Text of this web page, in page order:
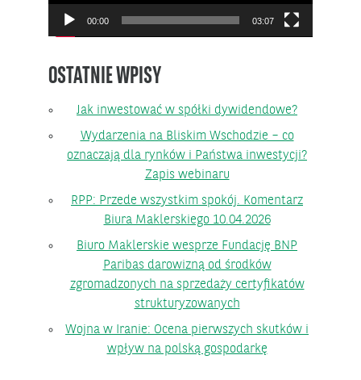
00:00 03:07
OSTATNIE WPISY
Jak inwestować w spółki dywidendowe?
Wydarzenia na Bliskim Wschodzie – co
oznaczają dla rynków i Państwa inwestycji?
Zapis webinaru
RPP: Przede wszystkim spokój. Komentarz
Biura Maklerskiego 10.04.2026
Biuro Maklerskie wesprze Fundację BNP
Paribas darowizną od środków
zgromadzonych na sprzedaży certyfikatów
strukturyzowanych
Wojna w Iranie: Ocena pierwszych skutków i
wpływ na polską gospodarkę